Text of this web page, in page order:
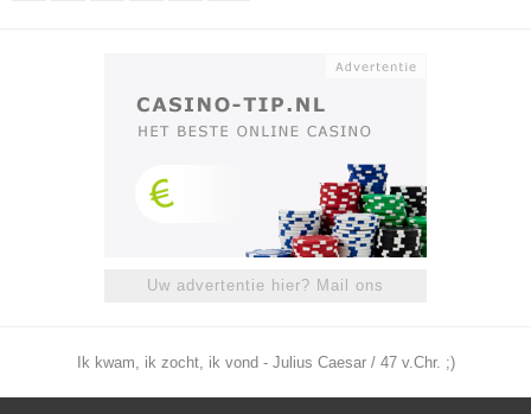
Uw advertentie hier? Mail ons
Ik kwam, ik zocht, ik vond - Julius Caesar / 47 v.Chr. ;)